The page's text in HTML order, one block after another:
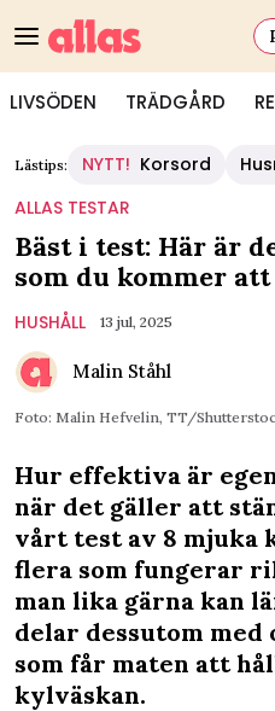
LIVSÖDEN TRÄDGÅRD
Lästips: NYTT! Korsord
ALLAS TESTAR
Bäst i test: Här är
som du kommer
HUSHÅLL 13 jul, 2025
Malin Ståhl
Foto: Malin Hefvelin, TT/
Hur effektiva är
när det gäller att
vårt test av 8
flera som fungerar
man lika gärna kan
delar dessutom med
som får maten att
kylväskan.